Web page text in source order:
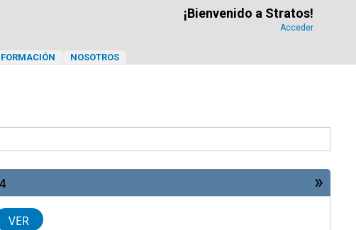
¡Bienvenido a Stratos!
Acceder
FORMACIÓN NOSOTROS
»